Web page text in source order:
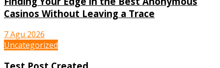
Casinos Without Leaving a Trace
7 Agu 2026
Uncategorized